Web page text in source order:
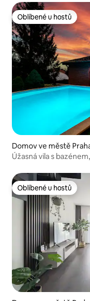
Oblíbené u hostů
Oblíbené u hostů
Domov ve městě
Úžasná vila s
Oblíbené u hostů
Oblíbené u hostů